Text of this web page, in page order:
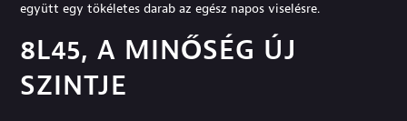
együtt egy tökéletes darab az egész napos viselésre.
8L45, A MINŐSÉG ÚJ
SZINTJE